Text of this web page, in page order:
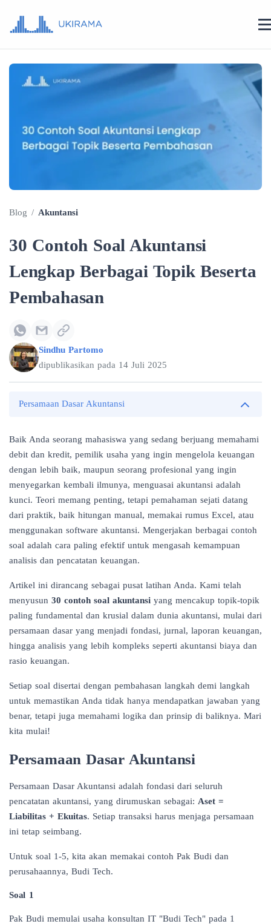
Blog / Akuntansi
30 Contoh Soal Akuntansi
Lengkap Berbagai Topik Beserta
Pembahasan
Sindhu Partomo
dipublikasikan pada 14 Juli 2025
Persamaan Dasar Akuntansi
Baik Anda seorang mahasiswa yang sedang berjuang memahami
debit dan kredit, pemilik usaha yang ingin mengelola keuangan
dengan lebih baik, maupun seorang profesional yang ingin
menyegarkan kembali ilmunya, menguasai akuntansi adalah
kunci. Teori memang penting, tetapi pemahaman sejati datang
dari praktik, baik hitungan manual, memakai rumus Excel, atau
menggunakan software akuntansi. Mengerjakan berbagai contoh
soal adalah cara paling efektif untuk mengasah kemampuan
analisis dan pencatatan keuangan.
Artikel ini dirancang sebagai pusat latihan Anda. Kami telah
menyusun 30 contoh soal akuntansi yang mencakup topik-topik
paling fundamental dan krusial dalam dunia akuntansi, mulai dari
persamaan dasar yang menjadi fondasi, jurnal, laporan keuangan,
hingga analisis yang lebih kompleks seperti akuntansi biaya dan
rasio keuangan.
Setiap soal disertai dengan pembahasan langkah demi langkah
untuk memastikan Anda tidak hanya mendapatkan jawaban yang
benar, tetapi juga memahami logika dan prinsip di baliknya. Mari
kita mulai!
Persamaan Dasar Akuntansi
Persamaan Dasar Akuntansi adalah fondasi dari seluruh
pencatatan akuntansi, yang dirumuskan sebagai: Aset =
Liabilitas + Ekuitas. Setiap transaksi harus menjaga persamaan
ini tetap seimbang.
Untuk soal 1-5, kita akan memakai contoh Pak Budi dan
perusahaannya, Budi Tech.
Soal 1
Pak Budi memulai usaha konsultan IT "Budi Tech" pada 1